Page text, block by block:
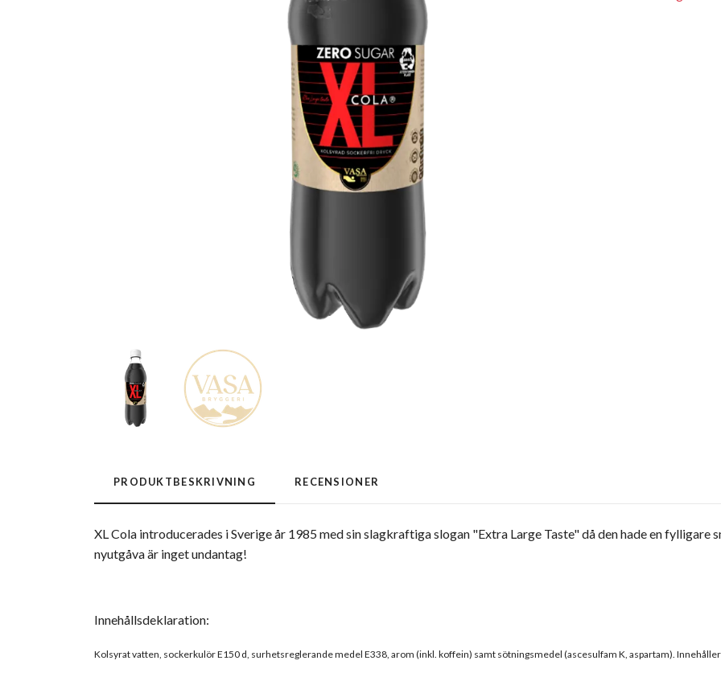
PRODUKTBESKRIVNING RECENSIONER
XL Cola introducerades i Sverige år 1985 med sin slagkraftiga slogan "Extra Large Taste" då den hade en fylligare
nyutgåva är inget undantag!
Innehållsdeklaration:
Kolsyrat vatten, sockerkulör E150 d, surhetsreglerande medel E338, arom (inkl. koffein) samt sötningsmedel (ascesulfam K, aspartam). Innehåller